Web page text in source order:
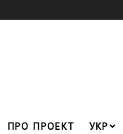
ПРО ПРОЕКТ УКР